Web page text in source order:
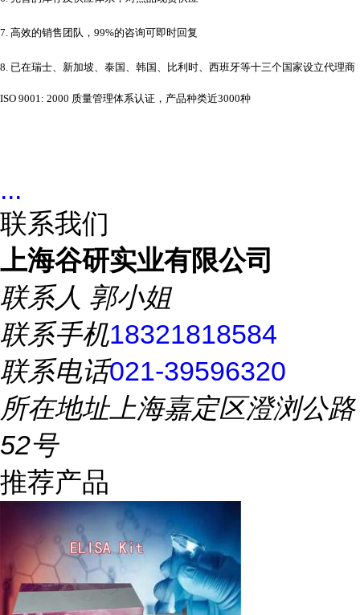
7. 高效的销售团队，99%的咨询可即时回复
8. 已在瑞士、新加坡、泰国、韩国、比利时、西班牙等十三个国家设立代理商
ISO 9001: 2000 质量管理体系认证，产品种类近3000种
...
联系我们
上海谷研实业有限公司
联系人 郭小姐
联系手机18321818584
联系电话021-39596320
所在地址上海嘉定区澄浏公路
52号
推荐产品